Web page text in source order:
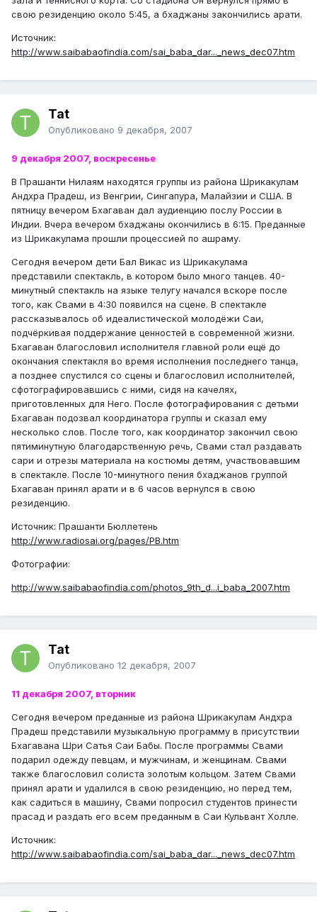
свою резиденцию около 5:45, а бхаджаны закончились арати.
Источник:
http://www.saibabaofindia.com/sai_baba_dar..._news_dec07.htm
Tat
Опубликовано 9 декабря, 2007
9 декабря 2007, воскресенье
В Прашанти Нилаям находятся группы из района Шрикакулам
Андхра Прадеш, из Венгрии, Сингапура, Малайзии и США. В
пятницу вечером Бхагаван дал аудиенцию послу России в
Индии. Вчера вечером бхаджаны окончились в 6:15. Преданные
из Шрикакулама прошли процессией по ашраму.
Сегодня вечером дети Бал Викас из Шрикакулама
представили спектакль, в котором было много танцев. 40-
минутный спектакль на языке телугу начался вскоре после
того, как Свами в 4:30 появился на сцене. В спектакле
рассказывалось об идеалистической молодёжи Саи,
подчёркивая поддержание ценностей в современной жизни.
Бхагаван благословил исполнителя главной роли ещё до
окончания спектакля во время исполнения последнего танца,
а позднее спустился со сцены и благословил исполнителей,
сфотографировавшись с ними, сидя на качелях,
приготовленных для Него. После фотографирования с детьми
Бхагаван подозвал координатора группы и сказал ему
несколько слов. После того, как координатор закончил свою
пятиминутную благодарственную речь, Свами стал раздавать
сари и отрезы материала на костюмы детям, участвовавшим
в спектакле. После 10-минутного пения бхаджанов группой
Бхагаван принял арати и в 6 часов вернулся в свою
резиденцию.
Источник: Прашанти Бюллетень
http://www.radiosai.org/pages/PB.htm
Фотографии:
http://www.saibabaofindia.com/photos_9th_d...i_baba_2007.htm
Tat
Опубликовано 12 декабря, 2007
11 декабря 2007, вторник
Сегодня вечером преданные из района Шрикакулам Андхра
Прадеш представили музыкальную программу в присутствии
Бхагавана Шри Сатья Саи Бабы. После программы Свами
подарил одежду певцам, и мужчинам, и женщинам. Свами
также благословил солиста золотым кольцом. Затем Свами
принял арати и удалился в свою резиденцию, но перед тем,
как садиться в машину, Свами попросил студентов принести
прасад и раздать его всем преданным в Саи Кульвант Холле.
Источник:
http://www.saibabaofindia.com/sai_baba_dar..._news_dec07.htm